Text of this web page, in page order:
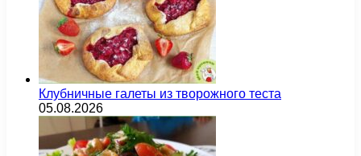
Клубничные галеты из творожного теста
05.08.2026